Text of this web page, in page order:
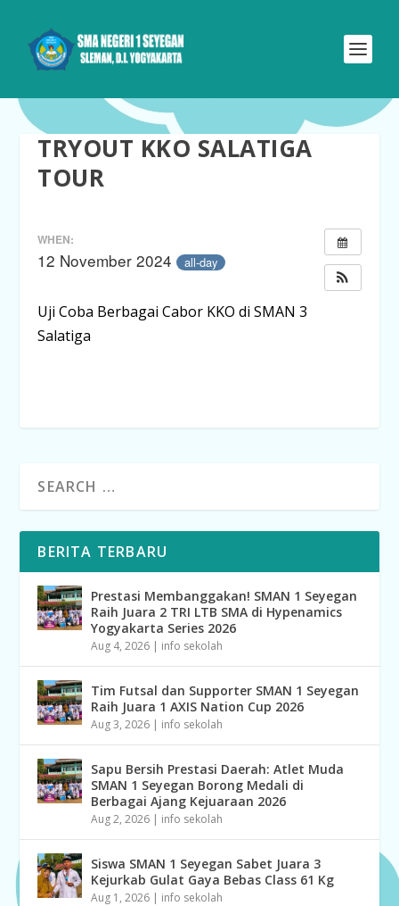
TRYOUT KKO SALATIGA
TOUR
WHEN:
12 November 2024 all-day
Uji Coba Berbagai Cabor KKO di SMAN 3
Salatiga
BERITA TERBARU
Prestasi Membanggakan! SMAN 1 Seyegan
Raih Juara 2 TRI LTB SMA di Hypenamics
Yogyakarta Series 2026
Aug 4, 2026 | info sekolah
Tim Futsal dan Supporter SMAN 1 Seyegan
Raih Juara 1 AXIS Nation Cup 2026
Aug 3, 2026 | info sekolah
Sapu Bersih Prestasi Daerah: Atlet Muda
SMAN 1 Seyegan Borong Medali di
Berbagai Ajang Kejuaraan 2026
Aug 2, 2026 | info sekolah
Siswa SMAN 1 Seyegan Sabet Juara 3
Kejurkab Gulat Gaya Bebas Class 61 Kg
Aug 1, 2026 | info sekolah